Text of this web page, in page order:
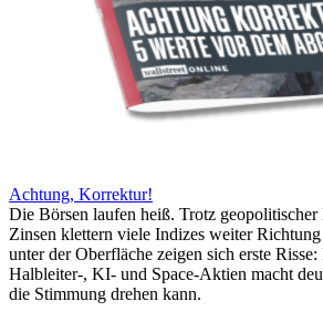
Achtung, Korrektur!
Die Börsen laufen heiß. Trotz geopolitischer
Zinsen klettern viele Indizes weiter
unter der Oberfläche zeigen sich erste
Halbleiter-, KI- und Space-Aktien macht
die Stimmung drehen kann.